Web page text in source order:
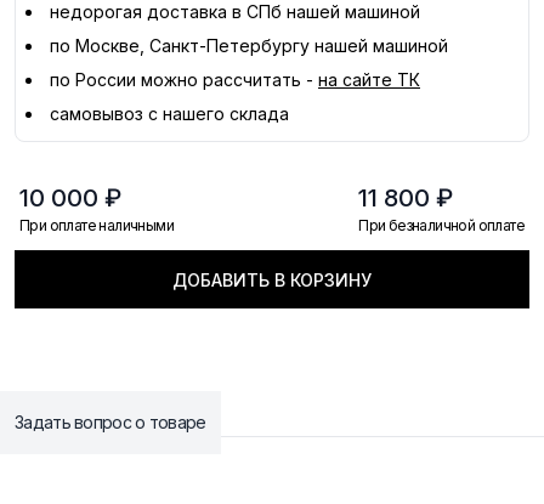
недорогая доставка в СПб нашей машиной
по Москве, Санкт-Петербургу нашей машиной
по России можно рассчитать - на сайте ТК
самовывоз с нашего склада
10 000 ₽
При оплате наличными
11 800 ₽
При безналичной оплате
ДОБАВИТЬ В КОРЗИНУ
Задать вопрос о товаре